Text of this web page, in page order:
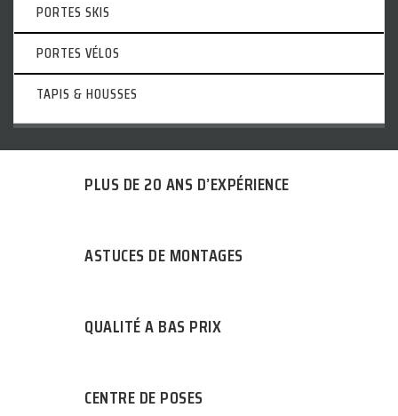
PORTES SKIS
PORTES VÉLOS
TAPIS & HOUSSES
PLUS DE 20 ANS D’EXPÉRIENCE
ASTUCES DE MONTAGES
QUALITÉ A BAS PRIX
CENTRE DE POSES